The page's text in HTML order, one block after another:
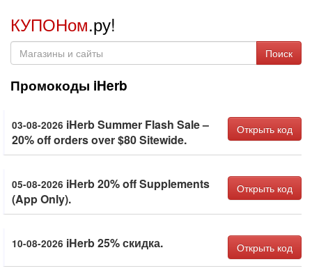
КУПОНом.ру!
Поиск
Промокоды iHerb
03-08-2026 iHerb Summer Flash Sale –
20% off orders over $80 Sitewide.
Открыть код
05-08-2026 iHerb 20% off Supplements
(App Only).
Открыть код
10-08-2026 iHerb 25% скидка. Открыть код